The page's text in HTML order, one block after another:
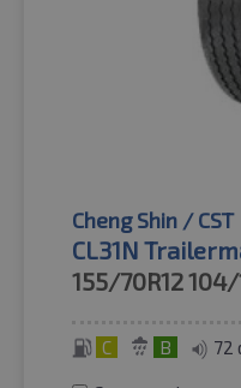
Cheng Shin / CST
CL31N
155/70R12104/
C B 72